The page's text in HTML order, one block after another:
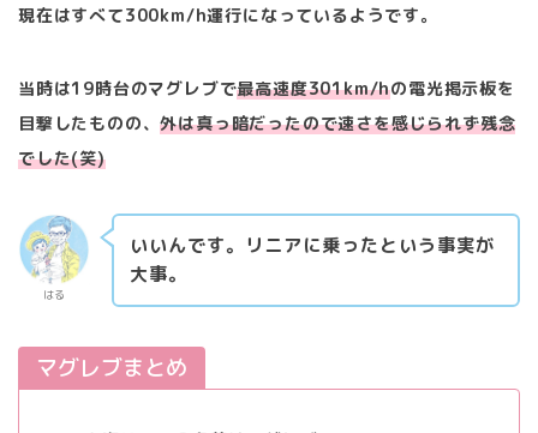
現在はすべて300km/h運行になっているようです。
当時は19時台のマグレブで最高速度301km/hの電光掲示板を
目撃したものの、外は真っ暗だったので速さを感じられず残念
でした(笑)
はる
いいんです。リニアに乗ったという事実が
大事。
マグレブまとめ